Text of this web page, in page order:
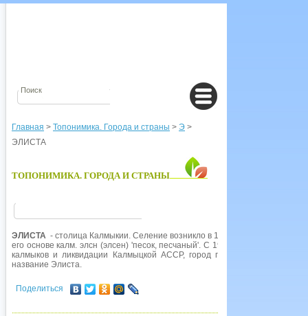
Главная > Топонимика. Города и страны > Э >
ЭЛИСТА
ТОПОНИМИКА. ГОРОДА И СТРАНЫ
ЭЛИСТА - столица Калмыкии. Селение возникло в 1865 г. на р.
его основе калм. элсн (элсен) 'песок, песчаный'. С 1930 г. гор. Элиста. В
калмыков и ликвидации Калмыцкой АССР, город переименован в
название Элиста.
Поделиться